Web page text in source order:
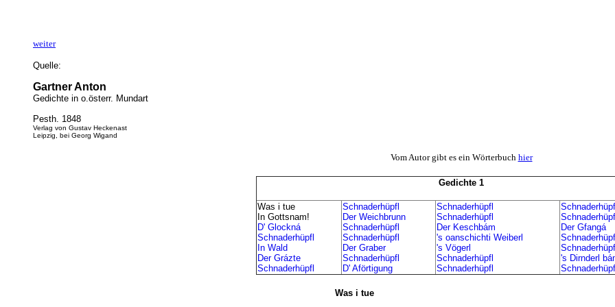
weiter
Quelle:
Gartner Anton
Gedichte in o.österr. Mundart
Pesth. 1848
Verlag von Gustav Heckenast
Leipzig, bei Georg Wigand
Vom Autor gibt es ein Wörterbuch hier
Gedichte 1
Was i tue
In Gottsnam!
D' Glockná
Schnaderhüpfl
In Wald
Der Grázte
Schnaderhüpfl
Schnaderhüpfl
Der Weichbrunn
Schnaderhüpfl
Schnaderhüpfl
Der Graber
Schnaderhüpfl
D' Aförtigung
Schnaderhüpfl
Schnaderhüpfl
Der Keschbám
's oanschichti Weiberl
's Vögerl
Schnaderhüpfl
Schnaderhüpfl
Schnaderhüpfl
Schnaderhüpfl
Der Gfangá
Schnaderhüpfl
Schnaderhüpfl
's Dirnderl
Schnaderhüpfl
Was i tue